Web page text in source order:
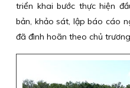
triển khai bước thực hiện
bản, khảo sát, lập báo cáo
đã đình hoãn theo chủ